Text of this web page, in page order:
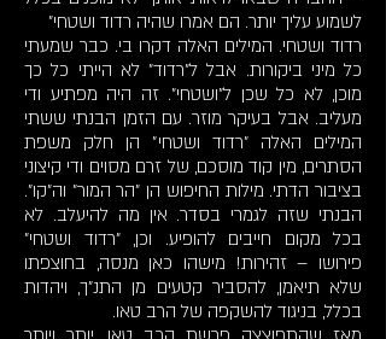
לשמוע עליך יותר. הם אמרו שהיה רדוד ושטחי"
רדוד ושטחי. המילים האלה דקרו בי. כבר שמעתי
כל מיני ביקורות. אבל ל"רדוד" לא הייתי כל כך
מוכן, לא כל שכן ל"ושטחי". זה היה מפתיע ודי
מעליב. אבל בעיקר מוזר. עם הזמן הבנתי ששתי
המילים האלה "רדוד ושטחי" הן חלק משפת
הסתרים, מין קוד מוסכם, של זרם מסוים ודי קיצוני
בציבור הדתי. מילות החיפוש הן "הר המור" וה"קו".
הבנתי שזה לגמרי בסדר. אין מה להיעלב. לא
בכל מקום חייבים להופיע. וכן, "רדוד ושטחי"
פירושו – זהירות! מישהו כאן מנסה, בחוצפתו
שלא תיאמן, להסביר קטעים מן התנ"ך, ויהדות
בכלל, בניגוד להשקפה של הרב טאו.